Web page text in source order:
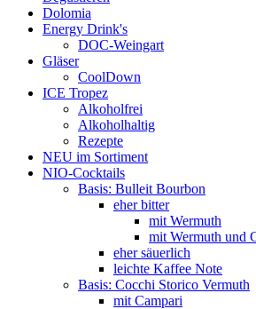
Dolomia
Energy Drink's
DOC-Weingart
Gläser
CoolDown
ICE Tropez
Alkoholfrei
Alkoholhaltig
Rezepte
NEU im Sortiment
NIO-Cocktails
Basis: Bulleit Bourbon
eher bitter
mit Wermuth
mit Wermuth und
eher säuerlich
leichte Kaffee Note
Basis: Cocchi Storico Vermuth
mit Campari